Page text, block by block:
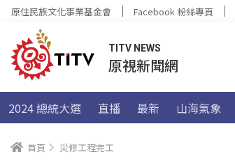
原住民族文化事業基金會 Facebook 粉絲專頁
TITV NEWS
原視新聞網
2024 總統大選 直播 最新 山海氣象
首頁 災修工程完工